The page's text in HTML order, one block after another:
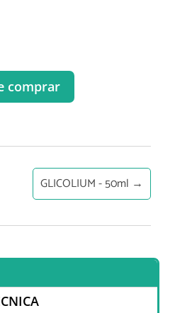
comprar
GLICOLIUM - 50ml →